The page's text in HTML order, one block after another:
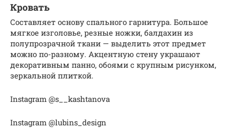
Кровать
Составляет основу спального гарнитура. Большое
мягкое изголовье, резные ножки, балдахин из
полупрозрачной ткани — выделить этот предмет
можно по-разному. Акцентную стену украшают
декоративным панно, обоями с крупным рисунком,
зеркальной плиткой.
Instagram @s__kashtanova
Instagram @lubins_design